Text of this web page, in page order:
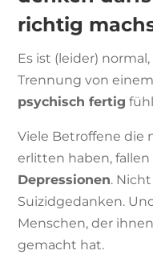
richtig
Es ist (leider)
Trennung von
psychisch fertig
Viele Betroffene die
erlitten haben,
Depressionen.
Suizidgedanken.
Menschen, der
gemacht hat.